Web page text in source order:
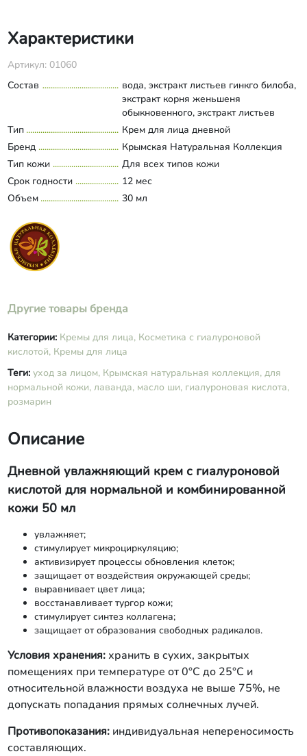
Характеристики
Артикул: 01060
Состав
вода, экстракт листьев гинкго билоба,
экстракт корня женьшеня
обыкновенного, экстракт листьев
зеленого чая, масло сладкого
миндаля, масло персика, каприловые/
каприновые триглицериды,
натуральный увлажняющий фактор,
масло виноградных косточек, масло
зародышей пшеницы, цетеарил
гиалуроновая кислота
высокомолекулярная, коньяк-маннан.
Развернуть состав
Тип
Крем для лица дневной
Бренд
Крымская Натуральная Коллекция
Тип кожи
Для всех типов кожи
Срок годности
12 мес
Объем
30 мл
Другие товары бренда
Категории: Кремы для лица, Косметика с гиалуроновой
кислотой, Кремы для лица
Теги: уход за лицом, Крымская натуральная коллекция, для
нормальной кожи, лаванда, масло ши, гиалуроновая кислота,
розмарин
Описание
Дневной увлажняющий крем с гиалуроновой
кислотой для нормальной и комбинированной
кожи 50 мл
увлажняет;
стимулирует микроциркуляцию;
активизирует процессы обновления клеток;
защищает от воздействия окружающей среды;
выравнивает цвет лица;
восстанавливает тургор кожи;
стимулирует синтез коллагена;
защищает от образования свободных радикалов.
Условия хранения:хранить в сухих, закрытых
помещениях при температуре от 0°С до 25°С и
относительной влажности воздуха не выше 75%, не
допускать попадания прямых солнечных лучей.
Противопоказания:индивидуальная непереносимость
составляющих.